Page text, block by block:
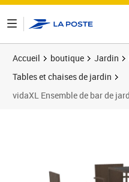
Accueil boutique Jardin
Tables et chaises de jardin
vidaXL Ensemble de bar de